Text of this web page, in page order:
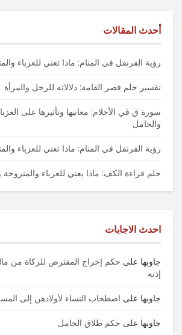
أحدث المقالات
رؤية القرنفل في المنام: ماذا تعني للعزباء
تفسير حلم قصر القامة: دلالاته للرجل والمرأة
سورة ق في الأحلام: معانيها وتأثيرها على
والحامل
رؤية القرنفل في المنام: ماذا تعني للعزباء
حلم قراءة الكف: ماذا يعني للعزباء والمتزوجة
احدث الاجابات
جاوبها على حكم إخراج المقترض للزكاة من
إذنه
جاوبها على اصطحاب النساء لأولادهن إلى
جاوبها على حكم طلاق الحامل